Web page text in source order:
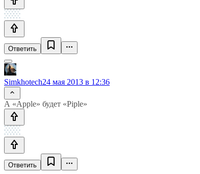
Ответить
Simkhotech24 мая 2013 в 12:36
А «Apple» будет «Piple»
Ответить